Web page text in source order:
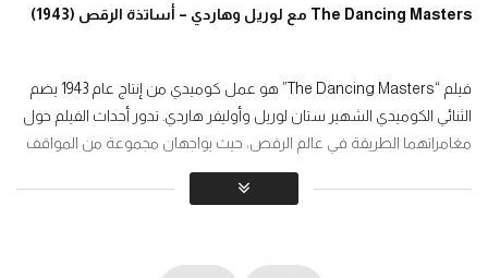
The Dancing Masters مع لوريل وهاردي – أساتذة الرقص (1943)
فيلم “The Dancing Masters” هو عمل كوميدي من إنتاج عام 1943 يضم
الثنائي الكوميدي الشهير ستان لوريل وأوليفر هاردي. تدور أحداث الفيلم حول
مغامراتهما الطريفة في عالم الرقص، حيث يواجهان مجموعة من المواقف
الفكاهية والمفاجآت أثناء محاولتهما تحقيق النجاح في مجال الرقص. يجمع
الفيلم بين الضحك والرقص، مما يوفر تجربة ممتعة تعكس براعتهما في